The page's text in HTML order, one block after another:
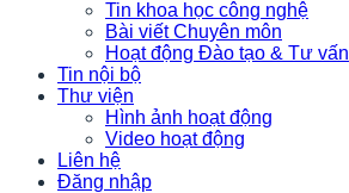
Tin khoa học công nghệ
Bài viết Chuyên môn
Hoạt động Đào tạo & Tư vấn
Tin nội bộ
Thư viện
Hình ảnh hoạt động
Video hoạt động
Liên hệ
Đăng nhập